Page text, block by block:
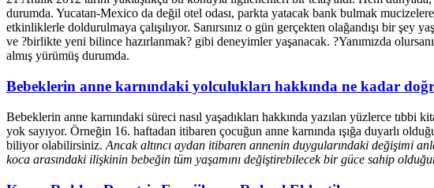
durumda. Yucatan-Mexico da değil otel odası, parkta yatacak bank bulmak
etkinliklerle doldurulmaya çalışılıyor. Sanırsınız o gün gerçekten olağandışı bir
ve ?birlikte yeni bilince hazırlanmak? gibi deneyimler yaşanacak. ?Yanımızda
almış yürümüş durumda.
Bebeklerin anne karnındaki yolculukları hakkında ne kadar
Bebeklerin anne karnındaki süreci nasıl yaşadıkları hakkında yazılan yüzlerce
yok sayıyor. Örneğin 16. haftadan itibaren çocuğun anne karnında ışığa duyarlı
biliyor olabilirsiniz. Ancak altıncı aydan itibaren annenin duygularındaki değişimi
koca arasındaki ilişkinin bebeğin tüm yaşamını değiştirebilecek bir güce sahip